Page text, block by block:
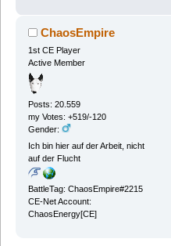
ChaosEmpire
1st CE Player
Active Member
Posts: 20.559
my Votes: +519/-120
Gender:
Ich bin hier auf der Arbeit, nicht
auf der Flucht
BattleTag: ChaosEmpire#2215
CE-Net Account:
ChaosEnergy[CE]